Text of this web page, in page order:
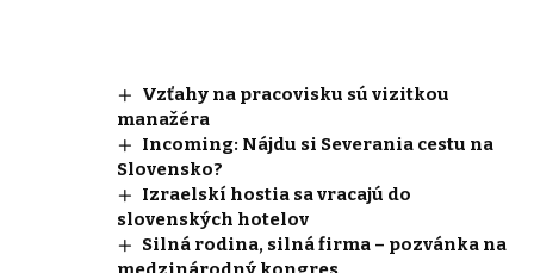
Vzťahy na pracovisku sú vizitkou
manažéra
Incoming: Nájdu si Severania cestu na
Slovensko?
Izraelskí hostia sa vracajú do
slovenských hotelov
Silná rodina, silná firma – pozvánka na